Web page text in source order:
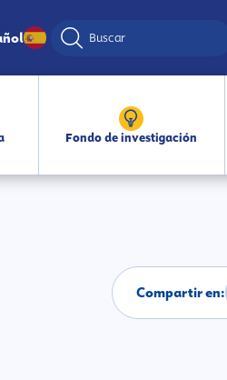
Fondo de investigación
Compartir en: